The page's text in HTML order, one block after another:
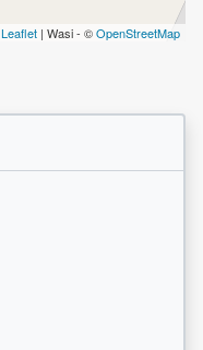
Leaflet | Wasi - ©OpenStreetMap